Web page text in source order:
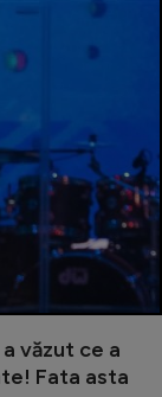
văzut ce a
Fata asta